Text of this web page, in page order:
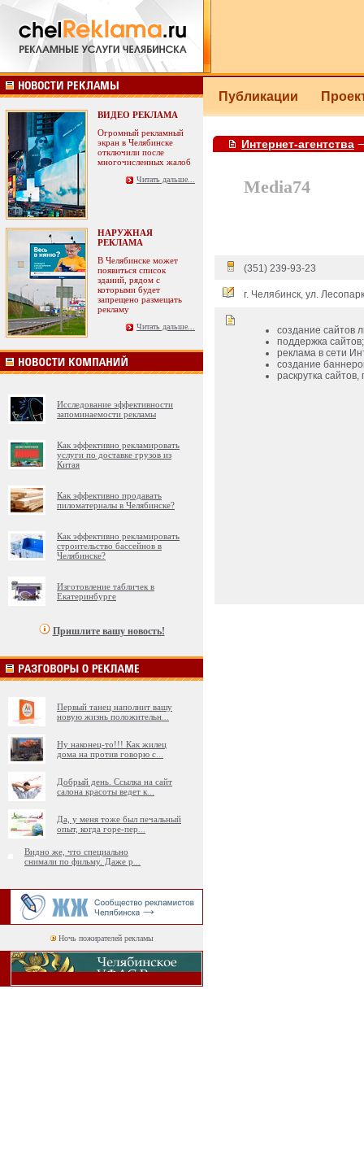
ВИДЕО РЕКЛАМА
Огромный рекламный
экран в Челябинске
отключили после
многочисленных жалоб
Читать дальше...
НАРУЖНАЯ
РЕКЛАМА
В Челябинске может
появиться список
зданий, рядом с
которыми будет
запрещено размещать
рекламу
Читать дальше...
Исследование эффективности
запоминаемости рекламы
Как эффективно рекламировать
услуги по доставке грузов из
Китая
Как эффективно продавать
пиломатериалы в Челябинске?
Как эффективно рекламировать
строительство бассейнов в
Челябинске?
Изготовление табличек в
Екатеринбурге
Пришлите вашу новость!
Первый танец наполнит вашу
новую жизнь положительн
Ну наконец-то!!! Как жилец
дома на против говорю с
Добрый день. Ссылка на сайт
салона красоты ведет к
Да, у меня тоже был печальный
опыт, когда горе-пер
Видно же, что специально
снимали по фильму. Даже р
Ночь пожирателей рекламы
Публикации
Интернет-агентства
Media74
(351) 239-93-23
г. Челябинск, ул.
создание сайтов
поддержка сайтов;
реклама в сети
создание
раскрутка